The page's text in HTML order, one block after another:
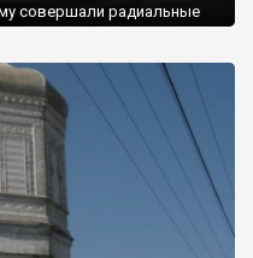
совершали радиальные